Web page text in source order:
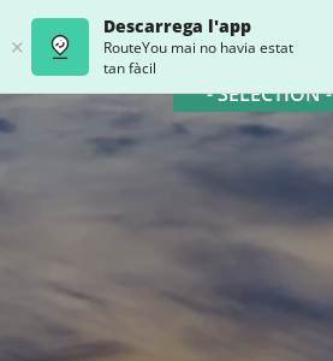
Descarrega l'app
RouteYou mai no havia estat
tan fàcil
- SELECTION -